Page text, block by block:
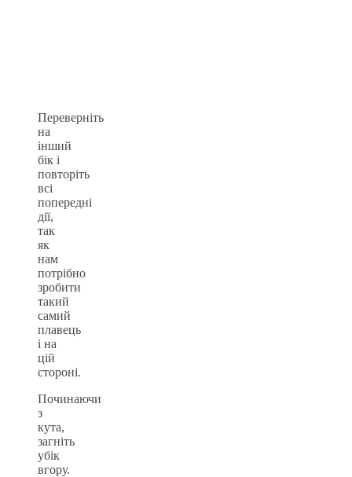
Переверніть
на
інший
бік і
повторіть
всі
попередні
дії,
так
як
нам
потрібно
зробити
такий
самий
плавець
і на
цій
стороні.
Починаючи
з
кута,
загніть
убік
вгору.